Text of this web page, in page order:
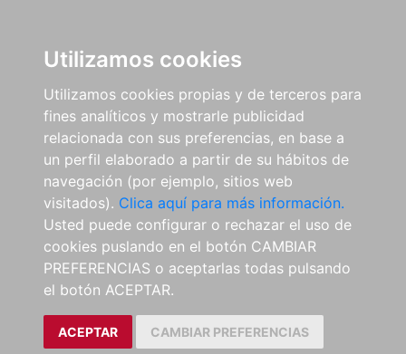
Utilizamos cookies
Utilizamos cookies propias y de terceros para
fines analíticos y mostrarle publicidad
relacionada con sus preferencias, en base a
un perfil elaborado a partir de su hábitos de
navegación (por ejemplo, sitios web
visitados). Clica aquí para más información.
Usted puede configurar o rechazar el uso de
cookies puslando en el botón CAMBIAR
PREFERENCIAS o aceptarlas todas pulsando
el botón ACEPTAR.
ACEPTAR CAMBIAR PREFERENCIAS